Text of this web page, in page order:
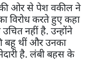
की ओर से पेश वकील ने
विरोध करते हुए कहा
नहीं है. उन्होंने
बहू थीं और उनका
है. लंबी बहस के